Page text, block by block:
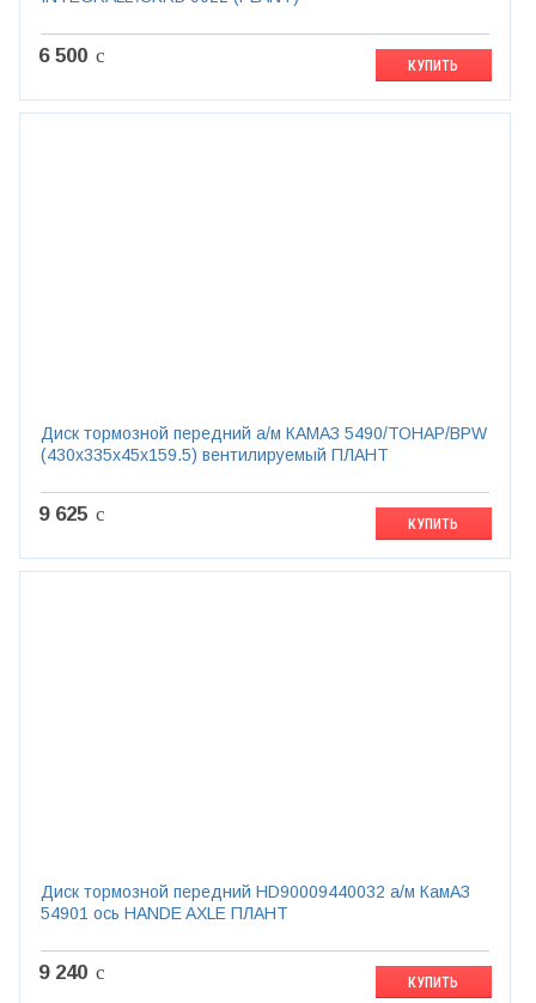
6 500 c КУПИТЬ
Диск тормозной передний а/м КАМАЗ 5490/ТОНАР/BPW
(430х335х45х159.5) вентилируемый ПЛАНТ
9 625 c КУПИТЬ
Диск тормозной передний HD90009440032 а/м КамАЗ
54901 ось HANDE AXLE ПЛАНТ
9 240 c КУПИТЬ